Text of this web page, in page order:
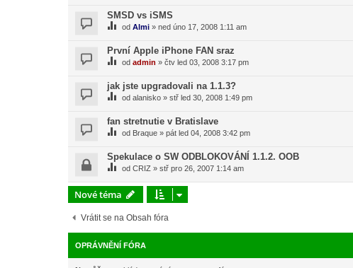
SMSD vs iSMS
od Almi » ned úno 17, 2008 1:11 am
První Apple iPhone FAN sraz
od admin » čtv led 03, 2008 3:17 pm
jak jste upgradovali na 1.1.3?
od alanisko » stř led 30, 2008 1:49 pm
fan stretnutie v Bratislave
od Braque » pát led 04, 2008 3:42 pm
Spekulace o SW ODBLOKOVÁNÍ 1.1.2. OOB
od CRIZ » stř pro 26, 2007 1:14 am
Nové téma
Vrátit se na Obsah fóra
OPRÁVNĚNÍ FÓRA